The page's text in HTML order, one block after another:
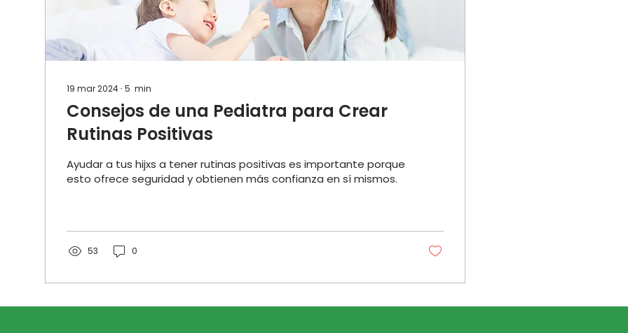
19 mar 2024∙ 5 min
Consejos de una Pediatra para Crear
Rutinas Positivas
Ayudar a tus hijxs a tener rutinas positivas es importante porque
esto ofrece seguridad y obtienen más confianza en sí mismos.
53 0